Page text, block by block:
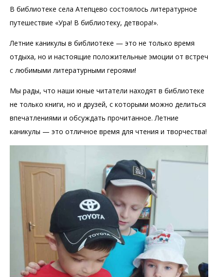
В библиотеке села Атепцево состоялось литературное
путешествие «Ура! В библиотеку, детвора!».
Летние каникулы в библиотеке — это не только время
отдыха, но и настоящие положительные эмоции от встреч
с любимыми литературными героями!
Мы рады, что наши юные читатели находят в библиотеке
не только книги, но и друзей, с которыми можно делиться
впечатлениями и обсуждать прочитанное. Летние
каникулы — это отличное время для чтения и творчества!